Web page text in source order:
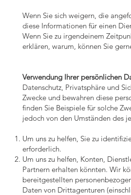
Wenn Sie sich weigern, die
diese Informationen für einen
Wenn Sie zu irgendeinem
erklären, warum, können Sie
Verwendung Ihrer persönlichen
Datenschutz, Privatsphäre und
Zwecke und bewahren diese
finden Sie Beispiele für solche
jedoch von den Umständen des
Um uns zu helfen, Sie zu
erforderlich.
Um uns zu helfen, Konten,
Partnern erhalten könnten. Wir
bereitgestellten
Daten von Drittagenturen